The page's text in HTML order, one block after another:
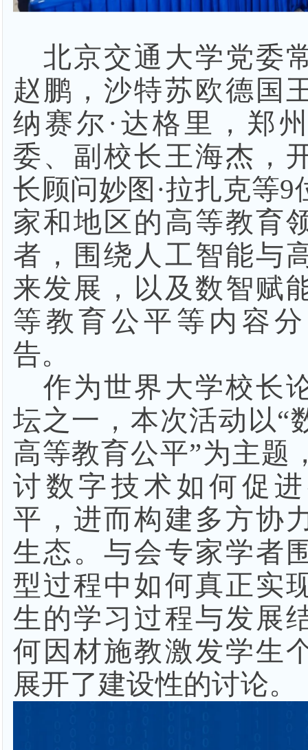
北京交通大学党委
赵鹏，沙特苏欧德国
纳赛尔 ·达格里，郑
委、副校长王海杰，
长顾问妙图·拉扎克等9
家和地区的高等教育
者，围绕人工智能与
来发展，以及数智赋
等教育公平等内容
告。
作为世界大学校长
坛之一，本次活动以“
高等教育公平”为主题
讨数字技术如何促
平，进而构建多方协
生态。与会专家学者
型过程中如何真正实
生的学习过程与发展
何因材施教激发学生
展开了建设性的讨论。